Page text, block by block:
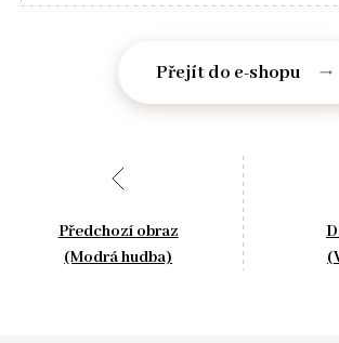
Přejít do e-shopu
Předchozí obraz
(Modrá hudba)